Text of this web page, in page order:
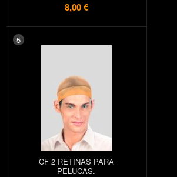
8,00 €
5
CF 2 RETINAS PARA
PELUCAS.